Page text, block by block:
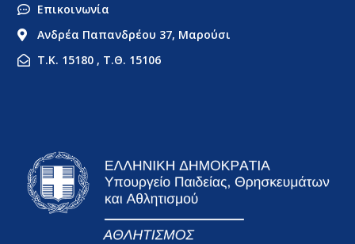
Επικοινωνία
Ανδρέα Παπανδρέου 37, Μαρούσι
Τ.Κ. 15180 , Τ.Θ. 15106